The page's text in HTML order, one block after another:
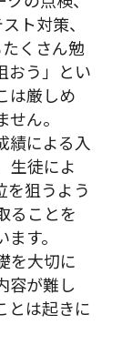
ト対策、
くさん勉
おう」とい
は厳しめ
ん。
績による入
生徒によ
を狙うよう
ることを
す。
を大切に
容が難し
とは起きに